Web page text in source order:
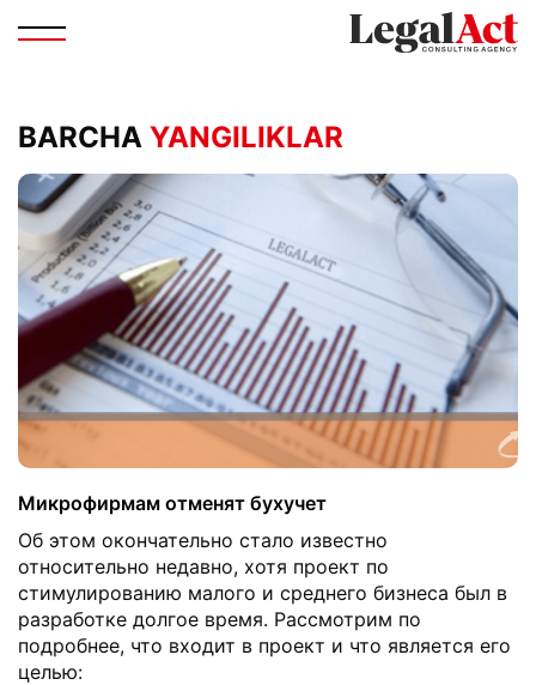
BARCHA YANGILIKLAR
Микрофирмам отменят бухучет
Об этом окончательно стало известно
относительно недавно, хотя проект по
стимулированию малого и среднего бизнеса был в
разработке долгое время. Рассмотрим по
подробнее, что входит в проект и что является его
целью: